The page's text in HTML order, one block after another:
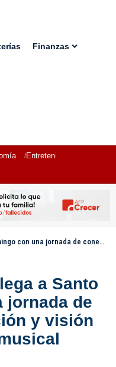
Finanzas
Entretenimiento
formación y visión para la industria musical cristiana
a Santo
jornada de
y visión